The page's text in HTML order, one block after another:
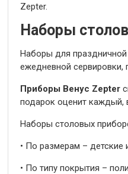
Zepter.
Наборы
Наборы для
ежедневной сервировки,
Приборы Венус Zepter
подарок оценит каждый,
Наборы столовых
• По размерам – детские
• По типу покрытия –